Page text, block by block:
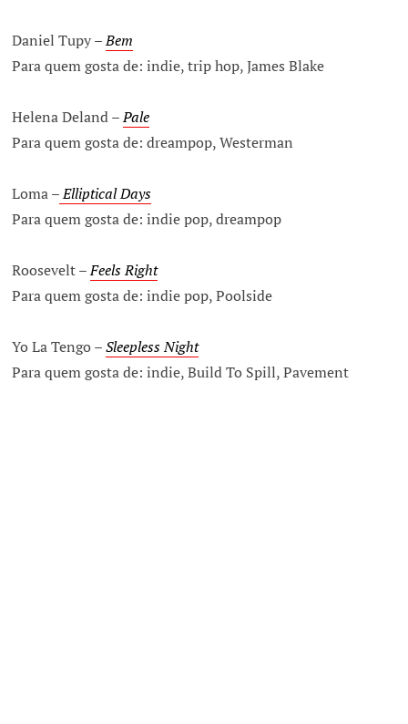
Daniel Tupy –Bem
Para quem gosta de: indie, trip hop, James Blake
Helena Deland –Pale
Para quem gosta de: dreampop, Westerman
Loma –Elliptical Days
Para quem gosta de: indie pop, dreampop
Roosevelt –Feels Right
Para quem gosta de: indie pop, Poolside
Yo La Tengo –Sleepless Night
Para quem gosta de: indie, Build To Spill, Pavement